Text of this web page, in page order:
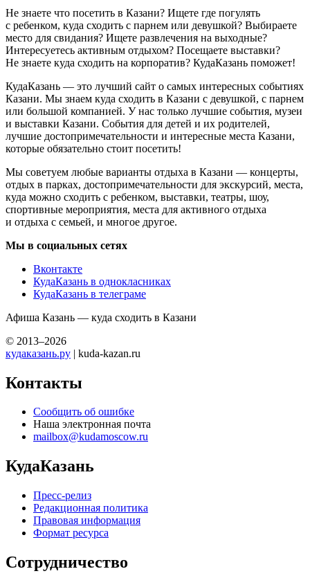
Не знаете что посетить в Казани? Ищете где погулять
с ребенком, куда сходить с парнем или девушкой? Выбираете
место для свидания? Ищете развлечения на выходные?
Интересуетесь активным отдыхом? Посещаете выставки?
Не знаете куда сходить на корпоратив? КудаКазань поможет!
КудаКазань — это лучший сайт о самых интересных событиях
Казани. Мы знаем куда сходить в Казани с девушкой, с парнем
или большой компанией. У нас только лучшие события, музеи
и выставки Казани. События для детей и их родителей,
лучшие достопримечательности и интересные места Казани,
которые обязательно стоит посетить!
Мы советуем любые варианты отдыха в Казани — концерты,
отдых в парках, достопримечательности для экскурсий, места,
куда можно сходить с ребенком, выставки, театры, шоу,
спортивные мероприятия, места для активного отдыха
и отдыха с семьей, и многое другое.
Мы в социальных сетях
Вконтакте
КудаКазань в однокласниках
КудаКазань в телеграме
Афиша Казань — куда сходить в Казани
© 2013–2026
кудаказань.ру | kuda-kazan.ru
Контакты
Сообщить об ошибке
Наша электронная почта
mailbox@kudamoscow.ru
КудаКазань
Пресс-релиз
Редакционная политика
Правовая информация
Формат ресурса
Сотрудничество